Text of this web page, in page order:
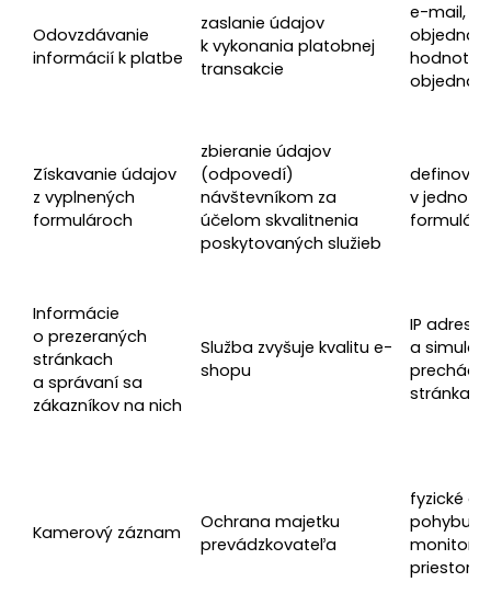
Odovzdávanie
informácií k platbe
zaslanie údajov
k vykonania platobnej
transakcie
e-mail,
hodnota
Získavanie údajov
z vyplnených
formulároch
zbieranie údajov
(odpovedí)
návštevníkom za
účelom skvalitnenia
poskytovaných služieb
v
Informácie
o prezeraných
stránkach
a správaní sa
zákazníkov na nich
Služba zvyšuje kvalitu e-
shopu
IP adresa
a
stránka
Kamerový záznam
Ochrana majetku
prevádzkovateľa
fyzické
priestore